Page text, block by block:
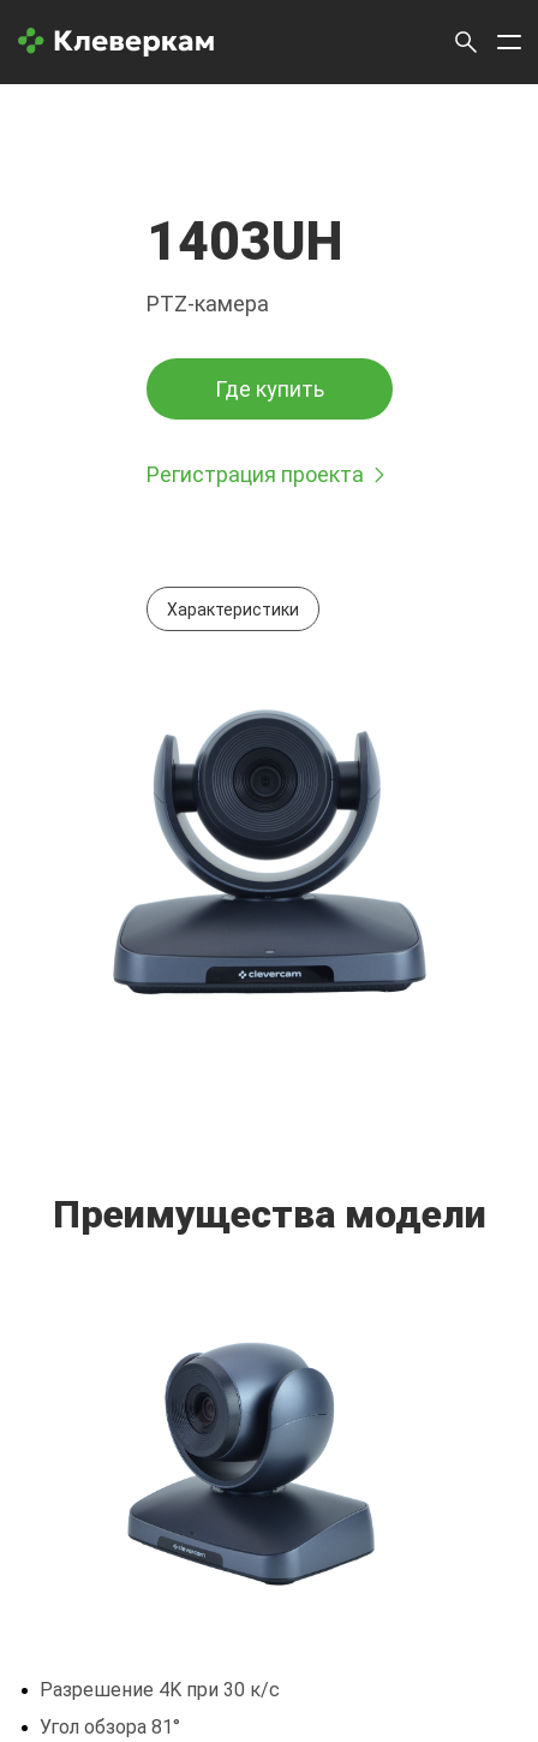
1403UH
PTZ-камера
Где купить
Регистрация проекта
Характеристики
Преимущества модели
Разрешение 4K при 30 к/с
Угол обзора 81°